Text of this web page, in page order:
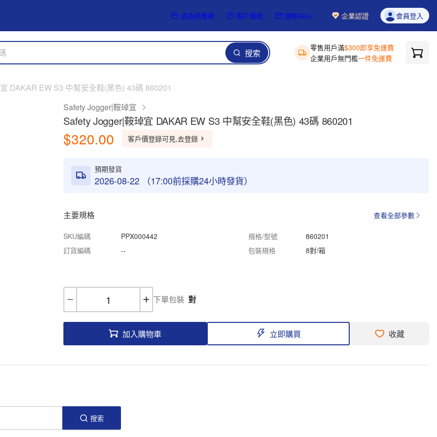
成為供應商 客戶幫助 通知中心 企業認證 會員登入
搜索 零售用戶滿$300即享免運費
企業用戶無門檻一件免運費
DAKAR EW S3 中幫安全鞋(黑色) 43碼 860201
Safety Jogger|鞍琸宜
Safety Jogger|鞍琸宜 DAKAR EW S3 中幫安全鞋(黑色) 43碼 860201
$320.00 客戶價登錄可見,去登錄
預期發貨
2026-08-22 （17:00前採購24小時發貨）
主要規格 查看全部參數
SKU編碼 PPX000442 規格/型號
860201
訂貨編碼
-- 包裝規格 8對/箱
下單包裝 對
加入購物車 立即購買 收藏
搜索